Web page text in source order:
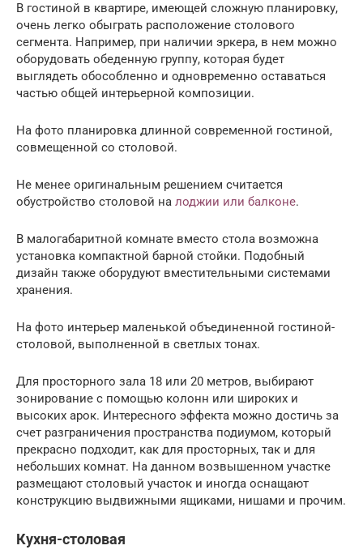
В гостиной в квартире, имеющей сложную планировку,
очень легко обыграть расположение столового
сегмента. Например, при наличии эркера, в нем можно
оборудовать обеденную группу, которая будет
выглядеть обособленно и одновременно оставаться
частью общей интерьерной композиции.
На фото планировка длинной современной гостиной,
совмещенной со столовой.
Не менее оригинальным решением считается
обустройство столовой на лоджии или балконе.
В малогабаритной комнате вместо стола возможна
установка компактной барной стойки. Подобный
дизайн также оборудуют вместительными системами
хранения.
На фото интерьер маленькой объединенной гостиной-
столовой, выполненной в светлых тонах.
Для просторного зала 18 или 20 метров, выбирают
зонирование с помощью колонн или широких и
высоких арок. Интересного эффекта можно достичь за
счет разграничения пространства подиумом, который
прекрасно подходит, как для просторных, так и для
небольших комнат. На данном возвышенном участке
размещают столовый участок и иногда оснащают
конструкцию выдвижными ящиками, нишами и прочим.
Кухня-столовая